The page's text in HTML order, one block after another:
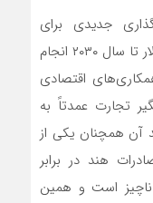
جدیدی برای
رساندن تجارت دوجانبه به ۱۰۰ میلیارد دلار تا سال ۲۰۳۰ انجام
توسعه همکاری‌های اقتصادی
تجارت عمدتاً به
آن همچنان یکی از
هند در برابر
ناچیز است و همین